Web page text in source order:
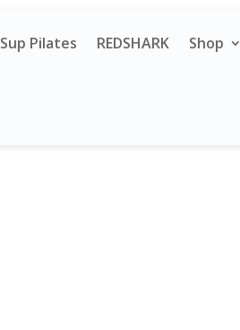
Sup Pilates REDSHARK Shop